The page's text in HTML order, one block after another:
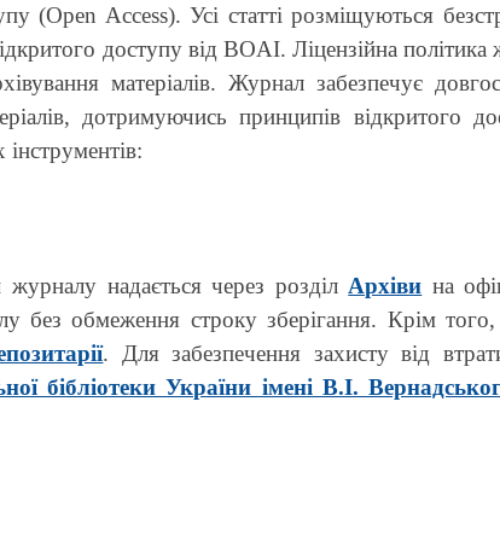
(Open Access). Усі статті розміщуються
доступу від BOAI. Ліцензійна політика
матеріалів. Журнал забезпечує
дотримуючись принципів відкритого
надається через розділ Архіви на
без обмеження строку зберігання. Крім
. Для забезпечення захисту від
бібліотеки України імені В.І.